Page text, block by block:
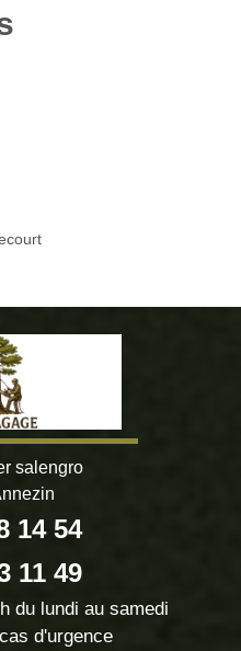
salengro
14 54
11 49
du lundi au samedi
d'urgence